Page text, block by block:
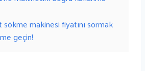
makinesi fiyatını sormak
geçin!